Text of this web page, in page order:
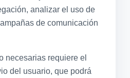
analizar el uso de
de comunicación
necesarias requiere el
del usuario, que podrá